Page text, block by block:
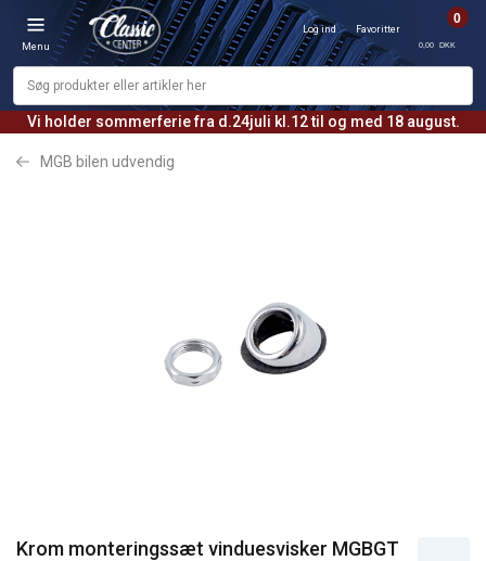
Vi holder sommerferie fra d.24juli kl.12 til og med 18 august.
Menu
Log ind Favoritter
0
0,00 DKK
MGB bilen udvendig
Krom monteringssæt vinduesvisker MGBGT